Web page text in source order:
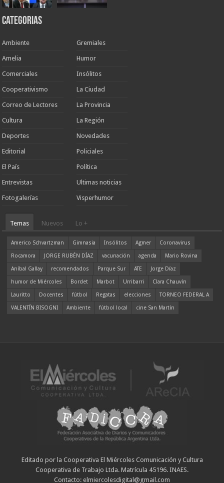
Categorias
Ambiente
Amelia
Comerciales
Cooperativismo
Correo de Lectores
Cultura
Deportes
Editorial
El País
Entrevistas
Fotogalerías
Gremiales
Humor
Insólitos
La Ciudad
La Provincia
La Región
Novedades
Policiales
Política
Ultimas noticias
Visperhumor
Temas Nuevos Lo +
Americo Schvartzman Gimnasia Insólitos Agmer
Coronavirus
Rocamora
JORGE RUBÉN DÍAZ vacunación agenda
Mario Rovina
Aníbal Gallay
recomendados Parque Sur ATE
Jorge Díaz
humor de Miércoles
Bordet Marbot Urribarri
Clara Chauvín
Lauritto
Docentes fútbol Regatas elecciones
TORNEO FEDERAL A
VALENTÍN BISOGNI
Ambiente fútbol local cine San Martín
Editado por la Cooperativa El Miércoles Comunicación y Cultura
Cooperativa de Trabajo Ltda. Matrícula 45196. INAES.
Contacto: elmiercolesdigital@gmail.com